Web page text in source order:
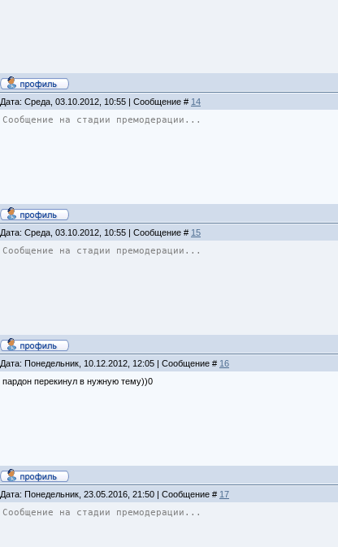
Дата: Среда, 03.10.2012, 10:55 | Сообщение # 14
Сообщение на стадии премодерации...
Дата: Среда, 03.10.2012, 10:55 | Сообщение # 15
Сообщение на стадии премодерации...
Дата: Понедельник, 10.12.2012, 12:05 | Сообщение # 16
пардон перекинул в нужную тему))0
Дата: Понедельник, 23.05.2016, 21:50 | Сообщение # 17
Сообщение на стадии премодерации...